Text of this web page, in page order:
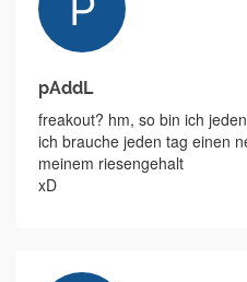
pAddL
freakout? hm, so bin ich
ich brauche jeden tag einen
meinem riesengehalt
xD